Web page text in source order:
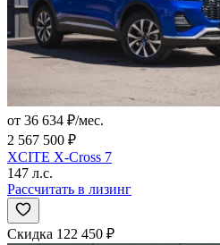
от 36 634 ₽/мес.
2 567 500 ₽
XCITE X-Cross 7
147 л.с.
Рассчитать в лизинг
Скидка 122 450 ₽